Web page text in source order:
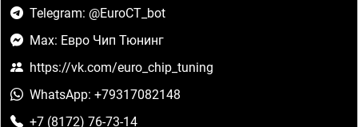
Telegram: @EuroCT_bot
Max: Евро Чип Тюнинг
https://vk.com/euro_chip_tuning
WhatsApp: +79317082148
+7 (8172) 76-73-14